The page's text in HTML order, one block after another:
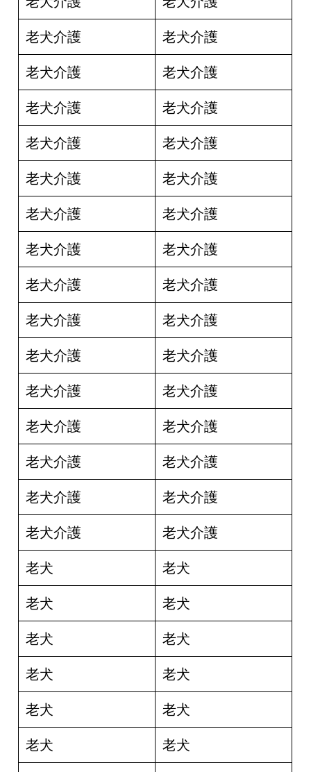
老犬介護 老犬介護
老犬介護 老犬介護
老犬介護 老犬介護
老犬介護 老犬介護
老犬介護 老犬介護
老犬介護 老犬介護
老犬介護 老犬介護
老犬介護 老犬介護
老犬介護 老犬介護
老犬介護 老犬介護
老犬介護 老犬介護
老犬介護 老犬介護
老犬介護 老犬介護
老犬介護 老犬介護
老犬介護 老犬介護
老犬 老犬
老犬 老犬
老犬 老犬
老犬 老犬
老犬 老犬
老犬 老犬